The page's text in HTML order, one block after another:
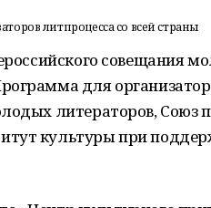
литпроцесса со всей страны
совещания
для
литераторов, Союз
культуры при